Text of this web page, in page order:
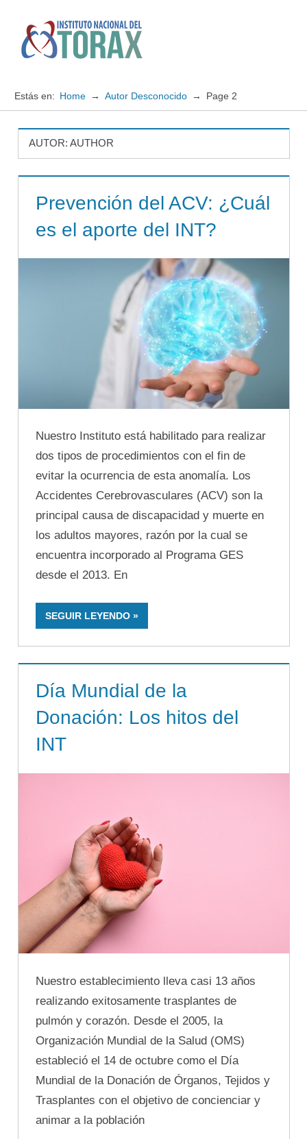
contenido
Instituto
del
TORAX
Estás en: Home Autor Desconocido Page 2
AUTOR: AUTHOR
Prevención del ACV: ¿Cuál
es el aporte del INT?
Nuestro Instituto está habilitado para realizar
dos tipos de procedimientos con el fin de
evitar la ocurrencia de esta anomalía. Los
Accidentes Cerebrovasculares (ACV) son la
principal causa de discapacidad y muerte en
los adultos mayores, razón por la cual se
encuentra incorporado al Programa GES
desde el 2013. En
SEGUIR LEYENDO
Día Mundial de la
Donación: Los hitos del
INT
Nuestro establecimiento lleva casi 13 años
realizando exitosamente trasplantes de
pulmón y corazón. Desde el 2005, la
Organización Mundial de la Salud (OMS)
estableció el 14 de octubre como el Día
Mundial de la Donación de Órganos, Tejidos y
Trasplantes con el objetivo de concienciar y
animar a la población